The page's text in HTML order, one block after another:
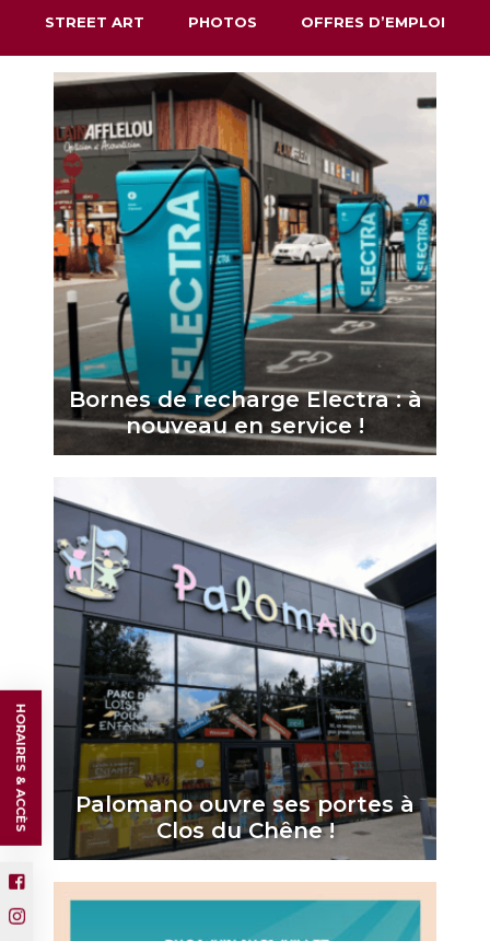
STREET ART PHOTOS OFFRES D’EMPLOI
Bornes de recharge Electra : à
nouveau en service !
Palomano ouvre ses portes à
Clos du Chêne !
HORAIRES & ACCÈS